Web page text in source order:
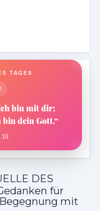
TAGES
bin mit dir;
dein Gott.“
DES
für
mit